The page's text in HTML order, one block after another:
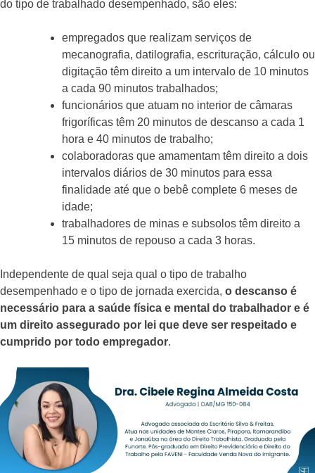
do tipo de trabalhado desempenhado, são eles:
empregados que realizam serviços de
mecanografia, datilografia, escrituração, cálculo ou
digitação têm direito a um intervalo de 10 minutos
a cada 90 minutos trabalhados;
funcionários que atuam no interior de câmaras
frigoríficas têm 20 minutos de descanso a cada 1
hora e 40 minutos de trabalho;
colaboradoras que amamentam têm direito a dois
intervalos diários de 30 minutos para essa
finalidade até que o bebê complete 6 meses de
idade;
trabalhadores de minas e subsolos têm direito a
15 minutos de repouso a cada 3 horas.
Independente de qual seja qual o tipo de trabalho
desempenhado e o tipo de jornada exercida, o descanso é
necessário para a saúde física e mental do trabalhador e é
um direito assegurado por lei que deve ser respeitado e
cumprido por todo empregador.